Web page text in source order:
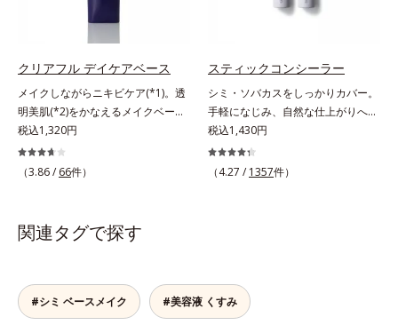
ちな大人の肌を、血色感のある肌に
補整する、ピンクベージュカラーで
す。※オルビスのすべてのファンデ
ーションの下地としてご使用いただ
けます。* ホウケイ酸(Ca、Na)、酸
化銀
穴やシミの目立ちにくい“ほのツヤ
おすすめです。* 10時間化粧持ちデ
人差があります。
クリアフル デイケアベース
メイクしながらニキビケア(*1)。透
明美肌(*2)をかなえるメイクベー
ス。ニキビがあると、メイクはニキ
ビに良くないのではないかと心配に
なりがち。しかし何も塗らないと、
デイケアベースは、ニキビケア(*1)
できる新発想のメイク下地。スキン
で、“ニキビをケアしたい”と“肌をキ
レイに見せたい”が同時に叶えられ
税込1,320円
（3.86 / 66件）
スティックコンシーラー
シミ・ソバカスをしっかりカバー。
手軽になじみ、自然な仕上がりへ。
スルスルとのびて、肌に溶け込むよ
うになじみ、ピタッと密着。しっか
りとカバーしつつ、透明感を高める
税込1,430円
（4.27 / 1357件）
関連タグで探す
#シミ ベースメイク #美容液 くすみ